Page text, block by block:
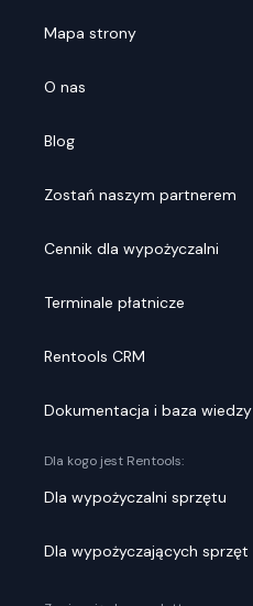
Mapa strony
O nas
Blog
Zostań naszym partnerem
Cennik dla wypożyczalni
Terminale płatnicze
Rentools CRM
Dokumentacja i baza wiedzy
Dla kogo jest Rentools:
Dla wypożyczalni sprzętu
Dla wypożyczających sprzęt